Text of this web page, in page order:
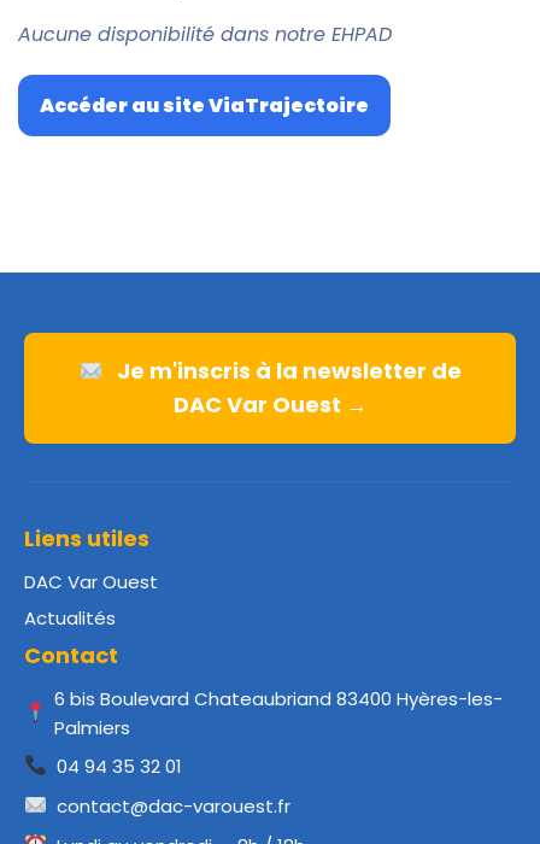
Aucune disponibilité dans notre EHPAD
Accéder au site ViaTrajectoire
Je m'inscris à la newsletter de
DAC Var Ouest →
Liens utiles
DAC Var Ouest
Actualités
Contact
6 bis Boulevard Chateaubriand 83400 Hyères-les-
Palmiers
04 94 35 32 01
contact@dac-varouest.fr